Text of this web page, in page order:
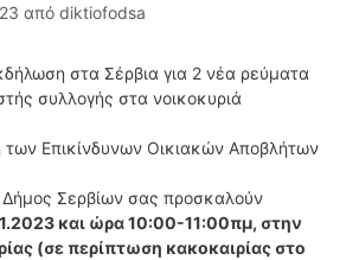
από diktiofodsa
στα Σέρβια για 2 νέα ρεύματα
συλλογής στα νοικοκυριά
των Επικίνδυνων Οικιακών Αποβλήτων
Σερβίων σας προσκαλούν
και ώρα 10:00-11:00πμ, στην
(σε περίπτωση κακοκαιρίας στο